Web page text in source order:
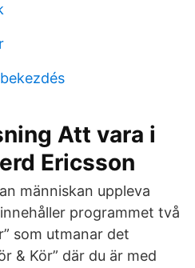
Att vara i
Ericsson
människan uppleva
programmet två
som utmanar det
& Kör” där du är med